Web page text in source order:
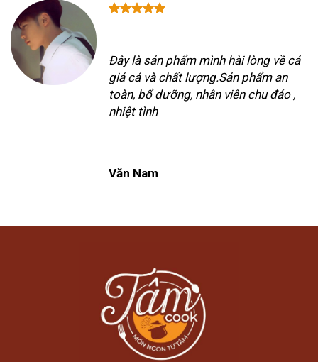
Đây là sản phẩm mình hài lòng về cả
giá cả và chất lượng.Sản phẩm an
toàn, bổ dưỡng, nhân viên chu đáo ,
nhiệt tình
Văn Nam